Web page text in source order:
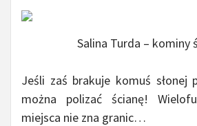
Salina Turda – kominy
Jeśli zaś brakuje komuś słonej
można polizać ścianę!
miejsca nie zna granic…